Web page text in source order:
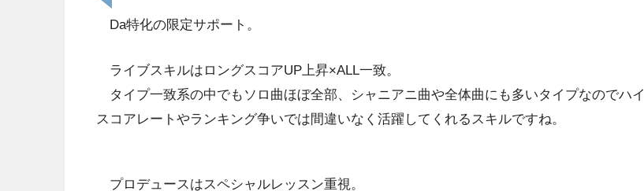
Da特化の限定サポート。
ライブスキルはロングスコアUP上昇×ALL一致。
タイプ一致系の中でもソロ曲ほぼ全部、シャニアニ曲や全体曲にも多いタイプなのでハイ
スコアレートやランキング争いでは間違いなく活躍してくれるスキルですね。
プロデュースはスペシャルレッスン重視。